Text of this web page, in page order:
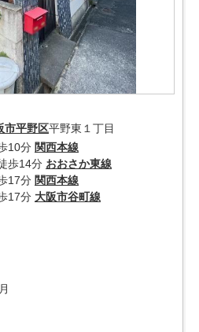
市平野区平野東１丁目
10分 関西本線
歩14分 おおさか東線
17分 関西本線
17分 大阪市谷町線